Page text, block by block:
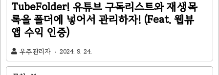
TubeFolder! 유튜브 구독리스트와 재생목
록을 폴더에 넣어서 관리하자! (Feat. 웹뷰
앱 수익 인증)
우주관리자 2024. 9. 24.